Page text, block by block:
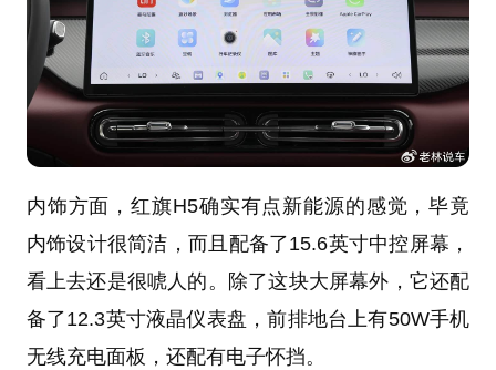
内饰方面，红旗H5确实有点新能源的感觉，毕竟
内饰设计很简洁，而且配备了15.6英寸中控屏幕，
看上去还是很唬人的。除了这块大屏幕外，它还配
备了12.3英寸液晶仪表盘，前排地台上有50W手机
无线充电面板，还配有电子怀挡。